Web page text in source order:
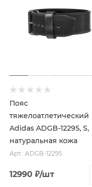
Пояс
тяжелоатлетический
Adidas ADGB-12295, S,
натуральная кожа
Арт.: ADGB-12295
12990 ₽/шт